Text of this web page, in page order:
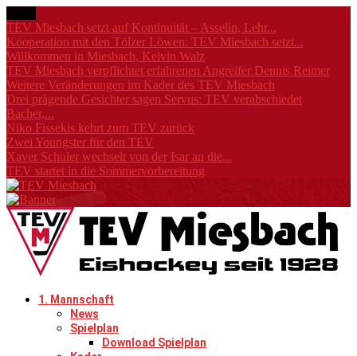
TEV Miesbach setzt auf Kontinuität – Asselin, Lehr...
Kooperation mit den Tölzer Löwen: TEV Miesbach setzt...
Willkommen in Miesbach, Kelvin Walz
TEV Miesbach verpflichtet erfahrenen Angreifer Dennis Reimer
Weitere Veränderungen im Kader des TEV Miesbach
Drei prägende Gesichter sagen Servus: TEV verabschiedet
Bacher,...
Niko Fissekis kehrt zum TEV zurück
Zwei Youngster für den TEV
Xaver Schuler wechselt von der Isar an die...
TEV startet in die Sommervorbereitung
1. Mannschaft
News
Spielplan
Download Spielplan